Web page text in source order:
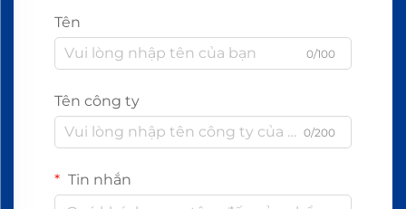
Tên
0/100
Tên công ty
0/200
Tin nhắn